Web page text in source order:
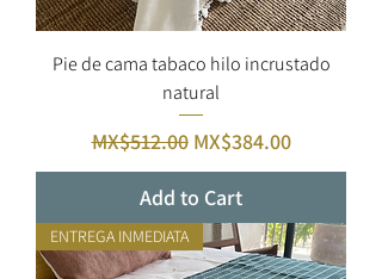
Pie de cama tabaco hilo incrustado
natural
Regular Price
MX$512.00 Sale Price
MX$384.00
Add to Cart
ENTREGA INMEDIATA